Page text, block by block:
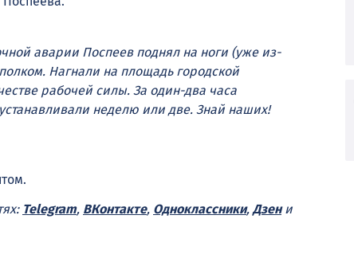
аварии Поспеев поднял на ноги (уже из-
Нагнали на площадь городской
рабочей силы. За один-два часа
неделю или две. Знай наших!
Telegram, ВКонтакте, Одноклассники, Дзени